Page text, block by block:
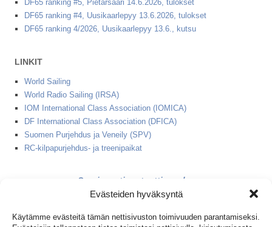
Evästeiden hyväksyntä
Käytämme evästeitä tämän nettisivuston toimivuuden parantamiseksi.
DF65 ranking #5, Pietarsaari 14.6.2026, tulokset
DF65 ranking #4, Uusikaarlepyy 13.6.2026, tulokset
DF65 ranking 4/2026, Uusikaarlepyy 13.6., kutsu
LINKIT
World Sailing
World Radio Sailing (IRSA)
IOM International Class Association (IOMICA)
DF International Class Association (DFICA)
Suomen Purjehdus ja Veneily (SPV)
RC-kilpapurjehdus- ja treenipaikat
2 minuutin starttinauha
1+2 minuutin starttinauha